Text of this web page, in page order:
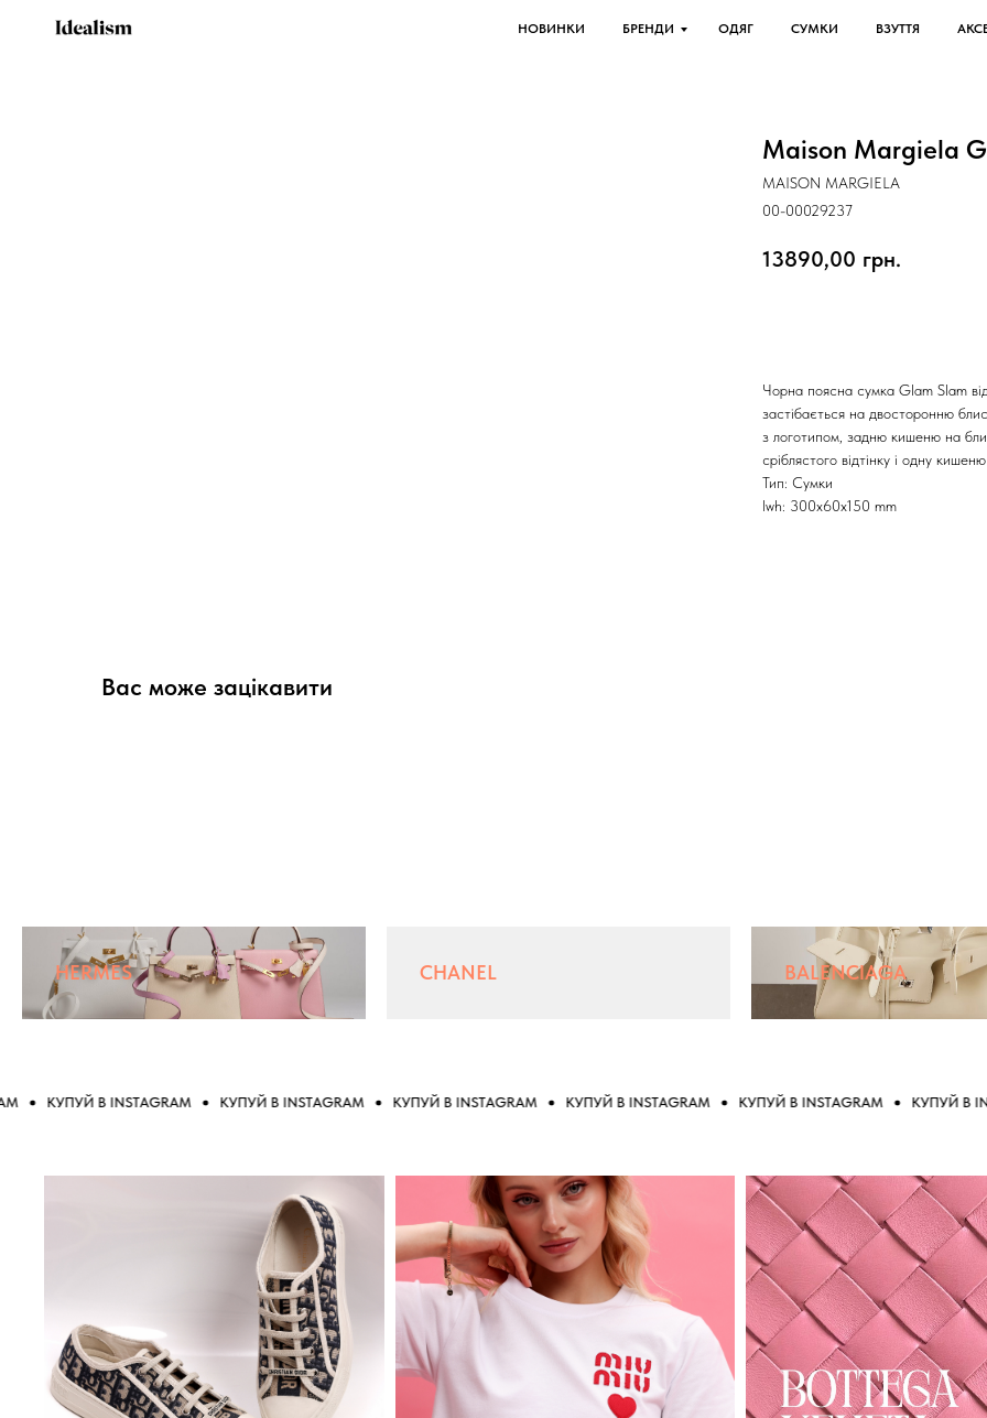
НОВИНКИ БРЕНДИ ОДЯГ СУМКИ ВЗУТТЯ
Maison Margiela
MAISON MARGIELA
00-00029237
13890,00 грн.
Чорна поясна сумка Glam Slam
застібається на двосторонню
з логотипом, задню кишеню на
сріблястого відтінку і одну
Тип: Сумки
lwh: 300x60x150 mm
Вас може зацікавити
HERMES CHANEL BALENCIAGA
КУПУЙ В INSTAGRAM КУПУЙ В INSTAGRAM КУПУЙ В INSTAGRAM КУПУЙ В INSTAGRAM КУПУЙ В INSTAGRAM КУПУЙ В